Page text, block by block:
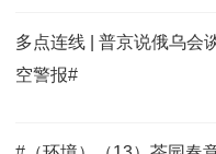
多点连线 | 普京说俄乌会
空警报#